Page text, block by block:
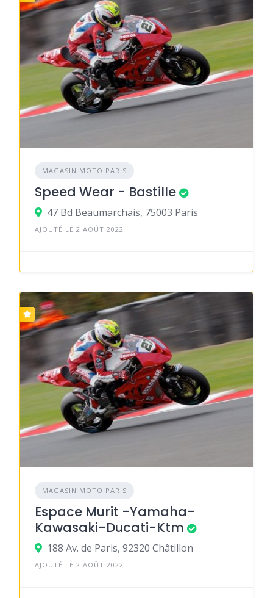
MAGASIN MOTO PARIS
Speed Wear - Bastille
47 Bd Beaumarchais, 75003 Paris
AJOUTÉ LE 2 AOÛT 2022
MAGASIN MOTO PARIS
Espace Murit -Yamaha-
Kawasaki-Ducati-Ktm
188 Av. de Paris, 92320 Châtillon
AJOUTÉ LE 2 AOÛT 2022